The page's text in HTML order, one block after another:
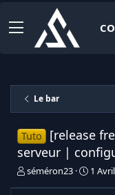
Le bar
Tuto
[release
serveur |
Iséméron23
D1